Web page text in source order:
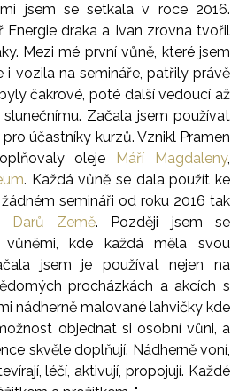
jsem se setkala v roce 2016.
Energie draka a Ivan zrovna tvořil
Mezi mé první vůně, které jsem
i vozila na semináře, patřily právě
čakrové, poté další vedoucí až
Začala jsem používat
účastníky kurzů. Vznikl Pramen
oleje
Máří Magdaleny,
. Každá vůně se dala použít ke
semináři od roku 2016 tak
Darů Země. Později jsem se
kde každá měla svou
jsem je používat nejen na
procházkách a akcích s
nádherně malované lahvičky kde
objednat si osobní vůni, a
skvěle doplňují. Nádherně voní,
léčí, aktivují, propojují. Každé